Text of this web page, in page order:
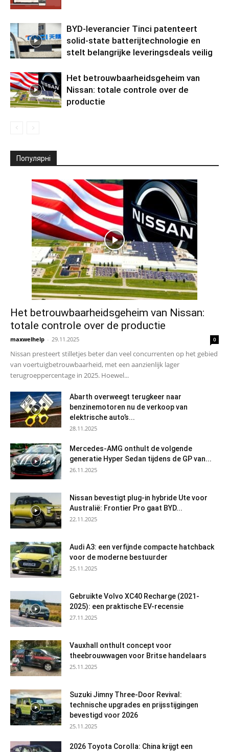
BYD-leverancier Tinci patenteert
solid-state batterijtechnologie en
stelt belangrijke leveringsdeals veilig
Het betrouwbaarheidsgeheim van
Nissan: totale controle over de
productie
Популярні
Het betrouwbaarheidsgeheim van Nissan:
totale controle over de productie
maxwelhelp - 29.11.2025 0
Nissan presteert stilletjes beter dan veel concurrenten op het gebied
van voertuigbetrouwbaarheid, met een aanzienlijk lager
terugroeppercentage in 2025. Hoewel...
Abarth overweegt terugkeer naar
benzinemotoren nu de verkoop van
elektrische auto’s...
28.11.2025
Mercedes-AMG onthult de volgende
generatie Hyper Sedan tijdens de GP van...
26.11.2025
Nissan bevestigt plug-in hybride Ute voor
Australië: Frontier Pro gaat BYD...
22.11.2025
Audi A3: een verfijnde compacte hatchback
voor de moderne bestuurder
25.11.2025
Gebruikte Volvo XC40 Recharge (2021-
2025): een praktische EV-recensie
27.11.2025
Vauxhall onthult concept voor
theebrouwwagen voor Britse handelaars
25.11.2025
Suzuki Jimny Three-Door Revival:
technische upgrades en prijsstijgingen
bevestigd voor 2026
25.11.2025
2026 Toyota Corolla: China krijgt een